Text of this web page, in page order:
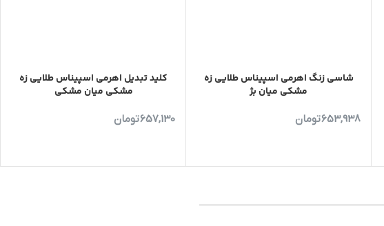
کلید تبدیل اهرمی اسپیناس طلایی زه
مشکی میان مشکی
657,130تومان